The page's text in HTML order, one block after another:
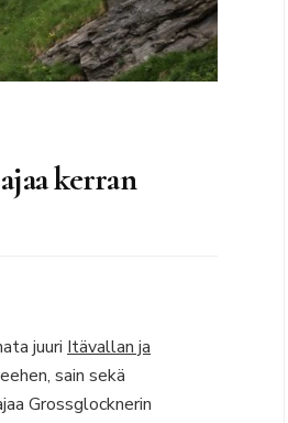
kerran
juuri Itävallan ja
sain sekä
Grossglocknerin